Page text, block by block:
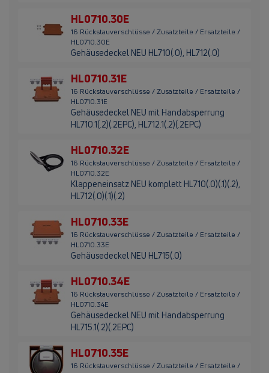
HL0710.30E
16 Rückstauverschlüsse / Zusatzteile / Ersatzteile /
HL0710.30E
Gehäusedeckel NEU HL710(.0), HL712(.0)
HL0710.31E
16 Rückstauverschlüsse / Zusatzteile / Ersatzteile /
HL0710.31E
Gehäusedeckel NEU mit Handabsperrung
HL710.1(.2)(.2EPC), HL712.1(.2)(.2EPC)
HL0710.32E
16 Rückstauverschlüsse / Zusatzteile / Ersatzteile /
HL0710.32E
Klappeneinsatz NEU komplett HL710(.0)(.1)(.2),
HL712(.0)(.1)(.2)
HL0710.33E
16 Rückstauverschlüsse / Zusatzteile / Ersatzteile /
HL0710.33E
Gehäusedeckel NEU HL715(.0)
HL0710.34E
16 Rückstauverschlüsse / Zusatzteile / Ersatzteile /
HL0710.34E
Gehäusedeckel NEU mit Handabsperrung
HL715.1(.2)(.2EPC)
HL0710.35E
16 Rückstauverschlüsse / Zusatzteile / Ersatzteile /